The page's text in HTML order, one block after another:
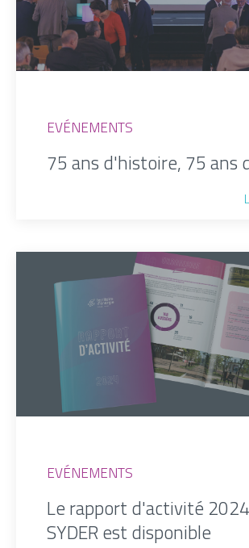
EVÉNEMENTS
75 ans d'histoire, 75 ans
EVÉNEMENTS
Le rapport d'activité
SYDER est disponible